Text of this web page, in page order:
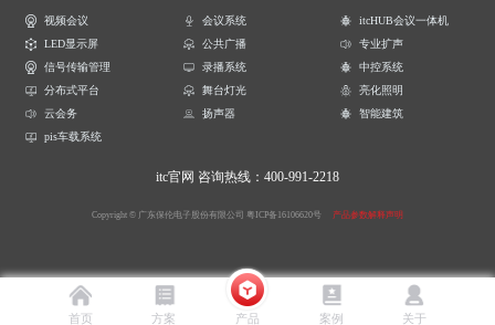
视频会议 会议系统
itcHUB会议一体机
LED显示屏
公共广播
专业扩声
信号传输管理
录播系统
中控系统
分布式平台
舞台灯光
亮化照明
云会务
扬声器
智能建筑
pis车载系统
itc官网 咨询热线：400-991-2218
Copyright © 广东保伦电子股份有限公司 粤ICP备16106620号 产品参数解释声明
首页 方案 产品 案例 关于